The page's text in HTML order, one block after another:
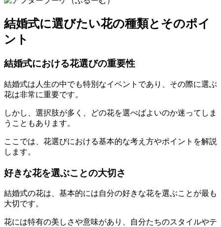
結婚式に選びたい花の種類とそのポイ
ント
結婚式における花選びの重要性
結婚式は人生の中でも特別なイベントであり、その際に選ぶ
花は非常に重要です。
しかし、選択肢が多く、どの花を選べばよいのか迷ってしま
うこともあります。
ここでは、花選びにおける基本的な考え方やポイントを解説
します。
好きな花を選ぶことの大切さ
結婚式の花は、基本的には自分の好きな花を選ぶことが最も
大切です。
花には特有の美しさや意味があり、自分たちのスタイルやテ